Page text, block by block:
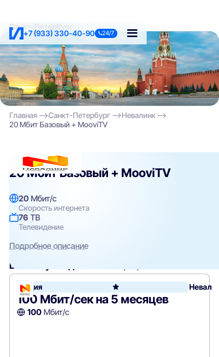
+7 (933) 330-40-90 24/7
Санкт-Петербург
Главная Санкт-Петербург
Невалинк
20 Мбит Базовый + MooviTV
Невалинк
20 Мбит Базовый + MooviTV
20 Мбит/с
Скорость интернета
76 ТВ
Телевидение
Подробное описание
Вам могут подойти
Акция
100 Мбит/сек на 5 месяцев
100Мбит/с